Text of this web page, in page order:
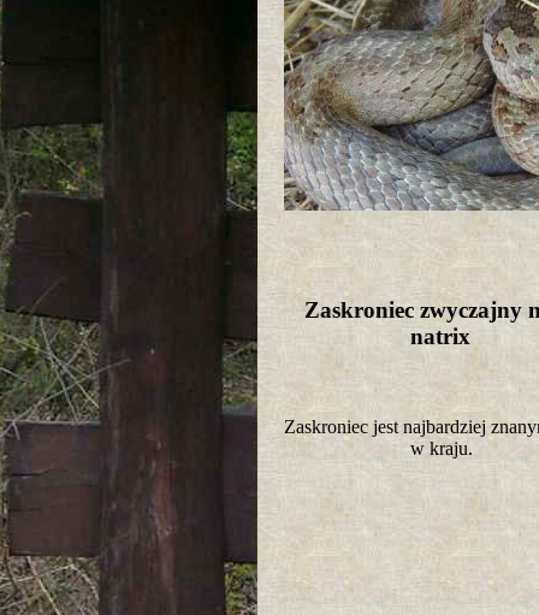
Zaskroniec zwyczajny
natrix
Zaskroniec jest najbardziej
w kraju.